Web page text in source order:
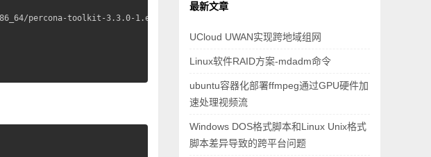
percona-toolkit-3.3.0-1.el7.x86_64.rpm
最新文章
UCloud UWAN实现跨地域组网
Linux软件RAID方案-mdadm命令
ubuntu容器化部署ffmpeg通过GPU硬件加
速处理视频流
Windows DOS格式脚本和Linux Unix格式
脚本差异导致的跨平台问题